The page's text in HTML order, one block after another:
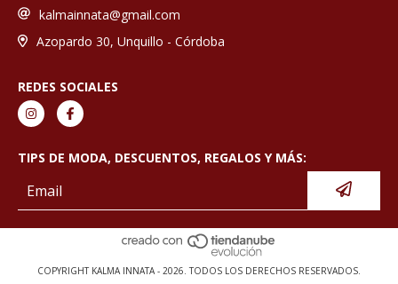
kalmainnata@gmail.com
Azopardo 30, Unquillo - Córdoba
REDES SOCIALES
TIPS DE MODA, DESCUENTOS, REGALOS Y MÁS:
COPYRIGHT KALMA INNATA - 2026. TODOS LOS DERECHOS RESERVADOS.